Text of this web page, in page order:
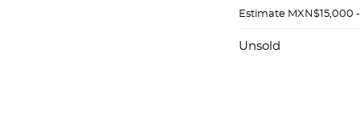
sobre tela. 60 x
Estimate MXN$15,000
Unsold